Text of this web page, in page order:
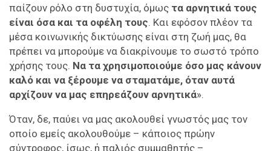
παίζουν ρόλο στη δυστυχία, όμως τα αρνητικά τους
είναι όσα και τα οφέλη τους. Και εφόσον πλέον τα
μέσα κοινωνικής δικτύωσης είναι στη ζωή μας, θα
πρέπει να μπορούμε να διακρίνουμε το σωστό τρόπο
χρήσης τους. Να τα χρησιμοποιούμε όσο μας κάνουν
καλό και να ξέρουμε να σταματάμε, όταν αυτά
αρχίζουν να μας επηρεάζουν αρνητικά».
Όταν, δε, παύει να μας ακολουθεί γνωστός μας τον
οποίο εμείς ακολουθούμε – κάποιος πρώην
σύντροφος, ίσως, ή παλιός συμμαθητής –